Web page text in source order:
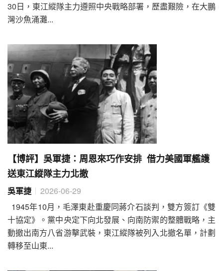
30日，東江縱隊主力遵照中央戰略部署，歷盡艱險，在大鵬
灣沙魚涌灘...
【博評】吳軍捷：周恩來巧作安排 借力美國軍艦護
送東江縱隊主力北撤
吳軍捷
2026-06-29
1945年10月，毛澤東赴重慶同蔣介石談判，雙方簽訂《雙
十協定》。黨中央定下向北發展、向南防禦的整體戰略，主
動撤出南方八省游擊武裝，東江縱隊被列入北撤名單，計劃
轉移至山東...